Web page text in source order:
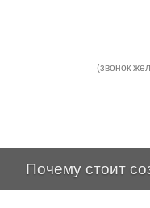
(звонок
Почему стоит